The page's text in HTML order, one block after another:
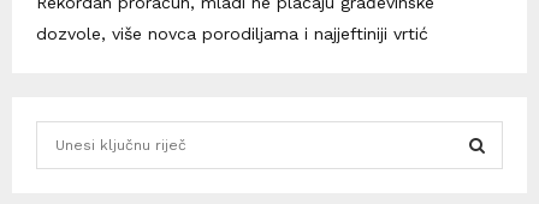
dozvole, više novca porodiljama i najjeftiniji vrtić